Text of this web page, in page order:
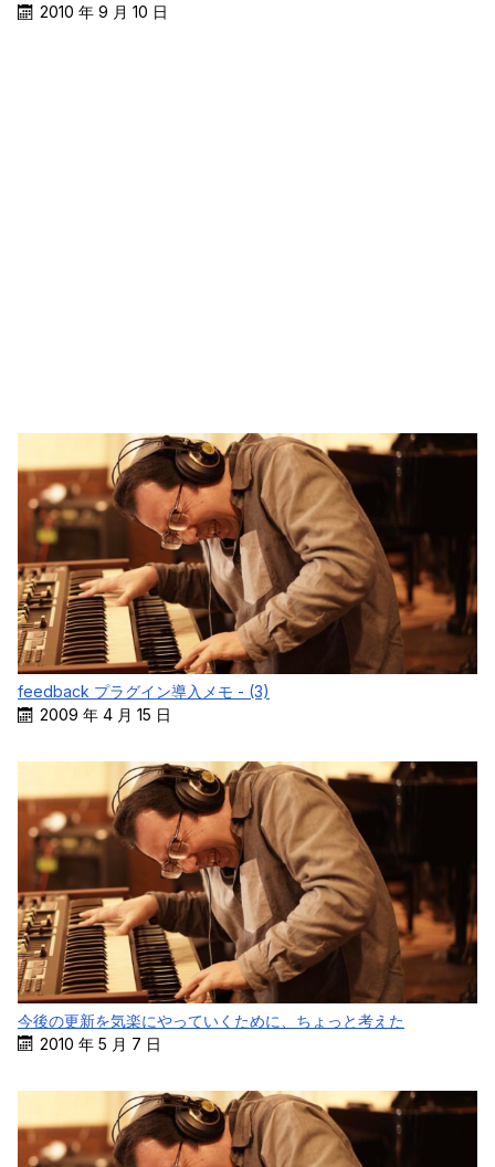
2010 年 9 月 10 日
feedback プラグイン導入メモ - (3)
2009 年 4 月 15 日
今後の更新を気楽にやっていくために、ちょっと考えた
2010 年 5 月 7 日